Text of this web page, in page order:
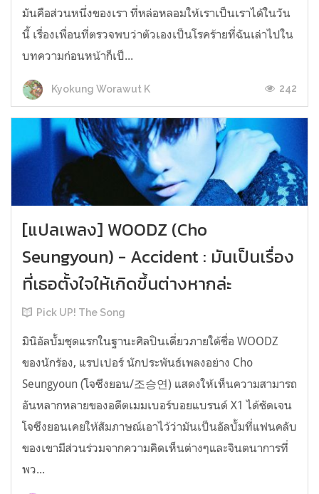
มันคือส่วนหนึ่งของเรา ที่หล่อหลอมให้เราเป็นเราได้ในวัน
นี้ เรื่องเพื่อนที่ตรวจพบว่าตัวเองเป็นโรคร้ายที่ฉันเล่าไปใน
บทความก่อนหน้าก็เป็...
Kyokung Worawut K 242
[แปลเพลง] WOODZ (Cho
Seungyoun) - Accident : มันเป็นเรื่อง
ที่เธอตั้งใจให้เกิดขึ้นต่างหากล่ะ
Pick UP! The Song
มินิอัลบั้มชุดแรกในฐานะศิลปินเดี่ยวภายใต้ชื่อ WOODZ
ของนักร้อง, แรปเปอร์ นักประพันธ์เพลงอย่าง Cho
Seungyoun (โจซึงยอน/조승연) แสดงให้เห็นความสามารถ
อันหลากหลายของอดีตเมมเบอร์บอยแบรนด์ X1 ได้ชัดเจน
โจซึงยอนเคยให้สัมภาษณ์เอาไว้ว่ามันเป็นอัลบั้มที่แฟนคลับ
ของเขามีส่วนร่วมจากความคิดเห็นต่างๆและจินตนาการที่
พว...